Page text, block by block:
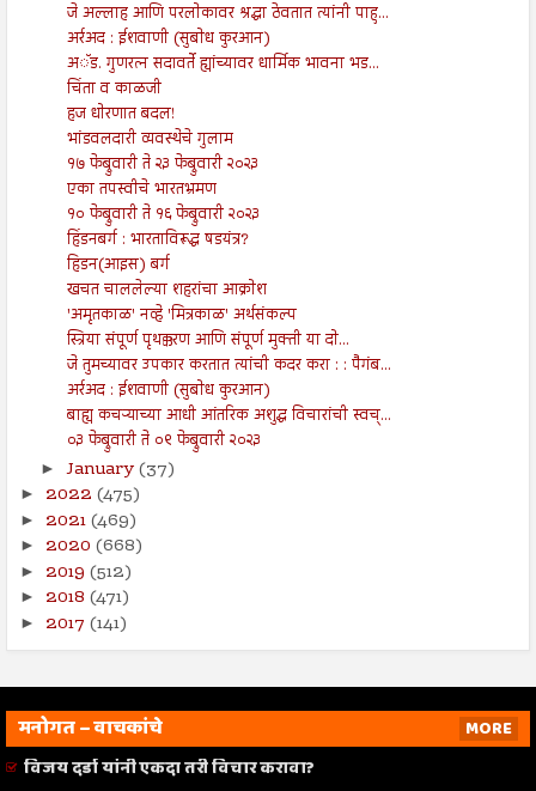
जे अल्लाह आणि परलोकावर श्रद्धा ठेवतात त्यांनी पाहु...
अर्रअद : ईशवाणी (सुबोध कुरआन)
अॅड. गुणरत्न सदावर्ते ह्यांच्यावर धार्मिक भावना भड...
चिंता व काळजी
हज धोरणात बदल!
भांडवलदारी व्यवस्थेचे गुलाम
१७ फेब्रुवारी ते २३ फेब्रुवारी २०२३
एका तपस्वीचे भारतभ्रमण
१० फेब्रुवारी ते १६ फेब्रुवारी २०२३
हिंडनबर्ग : भारताविरूद्ध षडयंत्र?
हिडन(आइस) बर्ग
खचत चाललेल्या शहरांचा आक्रोश
'अमृतकाळ' नव्हे 'मित्रकाळ' अर्थसंकल्प
स्त्रिया संपूर्ण पृथक्करण आणि संपूर्ण मुक्ती या दो...
जे तुमच्यावर उपकार करतात त्यांची कदर करा : : पैगंब...
अर्रअद : ईशवाणी (सुबोध कुरआन)
बाह्य कचऱ्याच्या आधी आंतरिक अशुद्ध विचारांची स्वच्...
०३ फेब्रुवारी ते ०९ फेब्रुवारी २०२३
► January(37)
► 2022 (475)
► 2021(469)
► 2020 (668)
► 2019 (512)
► 2018 (471)
► 2017 (141)
मनोगत – वाचकांचे
MORE
विजय दर्डा यांनी एकदा तरी विचार करावा?